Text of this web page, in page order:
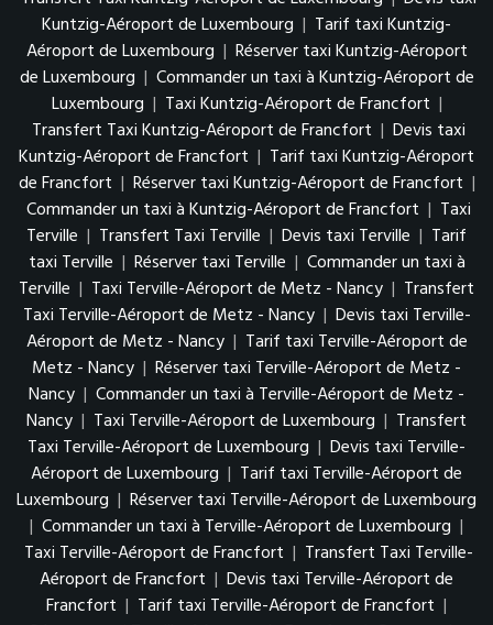
Kuntzig-Aéroport de Luxembourg | Tarif taxi Kuntzig-
Aéroport de Luxembourg | Réserver taxi Kuntzig-Aéroport
de Luxembourg | Commander un taxi à Kuntzig-Aéroport de
Luxembourg | Taxi Kuntzig-Aéroport de Francfort |
Transfert Taxi Kuntzig-Aéroport de Francfort | Devis taxi
Kuntzig-Aéroport de Francfort | Tarif taxi Kuntzig-Aéroport
de Francfort | Réserver taxi Kuntzig-Aéroport de Francfort |
Commander un taxi à Kuntzig-Aéroport de Francfort | Taxi
Terville | Transfert Taxi Terville | Devis taxi Terville | Tarif
taxi Terville | Réserver taxi Terville | Commander un taxi à
Terville | Taxi Terville-Aéroport de Metz - Nancy | Transfert
Taxi Terville-Aéroport de Metz - Nancy | Devis taxi Terville-
Aéroport de Metz - Nancy | Tarif taxi Terville-Aéroport de
Metz - Nancy | Réserver taxi Terville-Aéroport de Metz -
Nancy | Commander un taxi à Terville-Aéroport de Metz -
Nancy | Taxi Terville-Aéroport de Luxembourg | Transfert
Taxi Terville-Aéroport de Luxembourg | Devis taxi Terville-
Aéroport de Luxembourg | Tarif taxi Terville-Aéroport de
Luxembourg | Réserver taxi Terville-Aéroport de Luxembourg
| Commander un taxi à Terville-Aéroport de Luxembourg |
Taxi Terville-Aéroport de Francfort | Transfert Taxi Terville-
Aéroport de Francfort | Devis taxi Terville-Aéroport de
Francfort | Tarif taxi Terville-Aéroport de Francfort |